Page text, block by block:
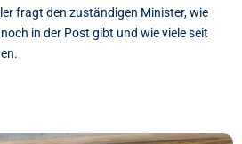
fragt den zuständigen Minister, wie
in der Post gibt und wie viele seit